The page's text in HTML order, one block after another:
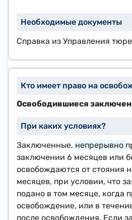
Справка из Управления
Освободившиеся
Заключенные, непрерывно
заключении 6 месяцев или
освобождаются от стояния
месяцев, при условии, что
подано в том месяце, когда
освобождение, или в
после освобождения. Если